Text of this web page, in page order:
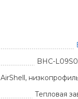
BHC-
AirShell,
Тепловая